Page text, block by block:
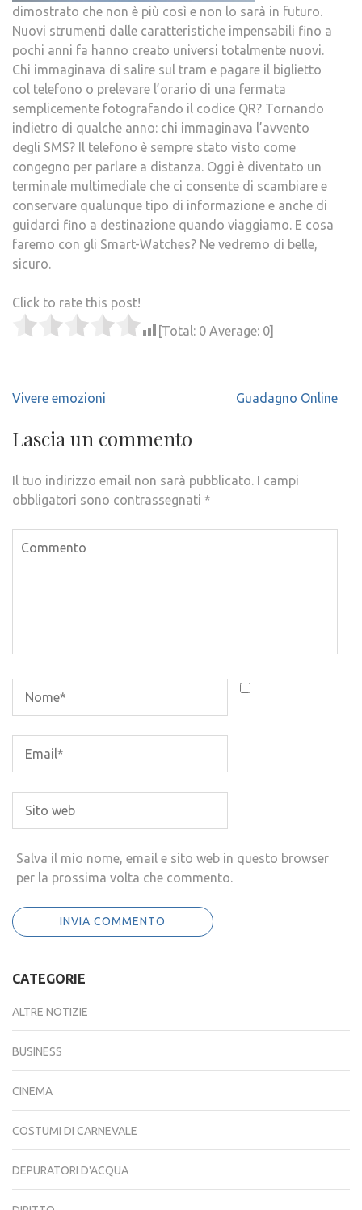
dimostrato che non è più così e non lo sarà in futuro.
Nuovi strumenti dalle caratteristiche impensabili fino a
pochi anni fa hanno creato universi totalmente nuovi.
Chi immaginava di salire sul tram e pagare il biglietto
col telefono o prelevare l’orario di una fermata
semplicemente fotografando il codice QR? Tornando
indietro di qualche anno: chi immaginava l’avvento
degli SMS? Il telefono è sempre stato visto come
congegno per parlare a distanza. Oggi è diventato un
terminale multimediale che ci consente di scambiare e
conservare qualunque tipo di informazione e anche di
guidarci fino a destinazione quando viaggiamo. E cosa
faremo con gli Smart-Watches? Ne vedremo di belle,
sicuro.
Click to rate this post!
[Total: 0 Average: 0]
Navigazione
Vivere emozioni Guadagno Online
Lascia un commento
Il tuo indirizzo email non sarà pubblicato. I campi
obbligatori sono contrassegnati *
Salva il mio nome, email e sito web in questo browser
per la prossima volta che commento.
CATEGORIE
ALTRE NOTIZIE
BUSINESS
CINEMA
COSTUMI DI CARNEVALE
DEPURATORI D'ACQUA